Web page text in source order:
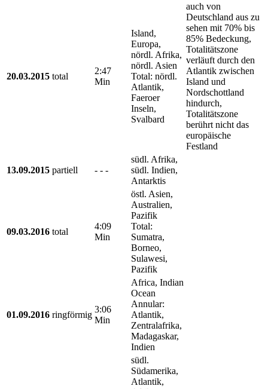
20.03.2015 total
2:47
Min
Island,
Europa,
nördl. Afrika,
nördl. Asien
Total: nördl.
Atlantik,
Faeroer
Inseln,
Svalbard
auch von
Deutschland aus zu
sehen mit 70% bis
85% Bedeckung,
Totalitätszone
verläuft durch den
Atlantik zwischen
Island und
Nordschottland
hindurch,
Totalitätszone
berührt nicht das
europäische
Festland
13.09.2015 partiell - - -
südl. Afrika,
südl. Indien,
Antarktis
09.03.2016 total
4:09
Min
östl. Asien,
Australien,
Pazifik
Total:
Sumatra,
Borneo,
Sulawesi,
Pazifik
01.09.2016 ringförmig
3:06
Min
Africa, Indian
Ocean
Annular:
Atlantik,
Zentralafrika,
Madagaskar,
Indien
südl.
Südamerika,
Atlantik,